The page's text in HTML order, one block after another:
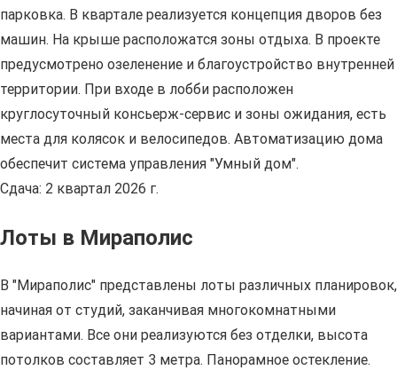
парковка. В квартале реализуется концепция дворов без
машин. На крыше расположатся зоны отдыха. В проекте
предусмотрено озеленение и благоустройство внутренней
территории. При входе в лобби расположен
круглосуточный консьерж-сервис и зоны ожидания, есть
места для колясок и велосипедов. Автоматизацию дома
обеспечит система управления "Умный дом".
Сдача: 2 квартал 2026 г.
Лоты в Мираполис
В "Мираполис" представлены лоты различных планировок,
начиная от студий, заканчивая многокомнатными
вариантами. Все они реализуются без отделки, высота
потолков составляет 3 метра. Панорамное остекление.